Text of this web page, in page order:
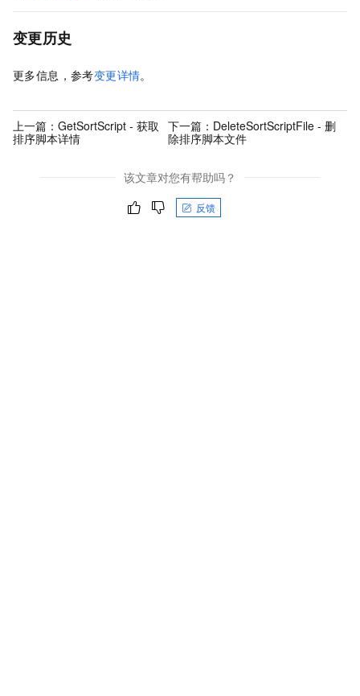
变更历史
更多信息，参考变更详情。
上一篇： GetSortScript - 获取
排序脚本详情
下一篇： DeleteSortScriptFile - 删
除排序脚本文件
该文章对您有帮助吗？
反馈